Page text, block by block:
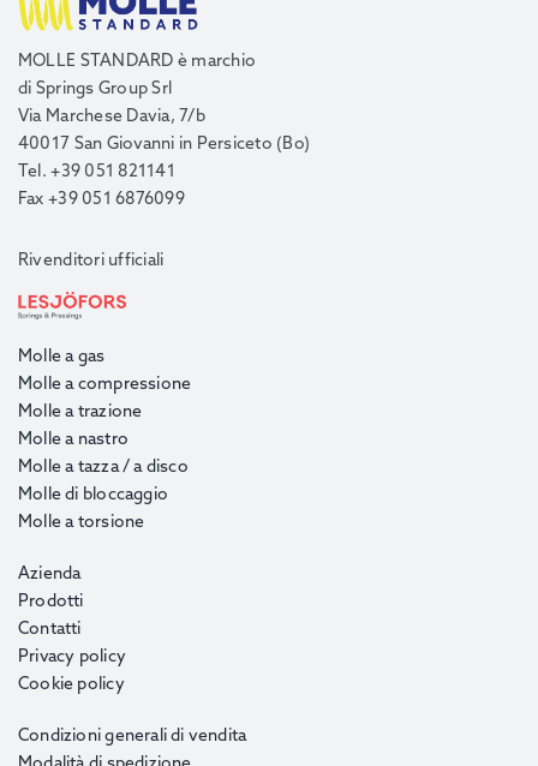
MOLLE STANDARD è marchio
di Springs Group Srl
Via Marchese Davia, 7/b
40017 San Giovanni in Persiceto (Bo)
Tel. +39 051 821141
Fax +39 051 6876099
Rivenditori ufficiali
Molle a gas
Molle a compressione
Molle a trazione
Molle a nastro
Molle a tazza / a disco
Molle di bloccaggio
Molle a torsione
Azienda
Prodotti
Contatti
Privacy policy
Cookie policy
Condizioni generali di vendita